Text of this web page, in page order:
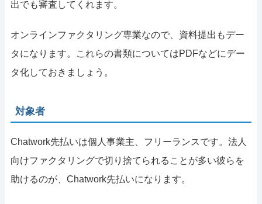
出でも審査してくれます。
オンラインファクタリング専業なので、資料提出もデー
タになります。これらの書類についてはPDFなどにデー
タ化しておきましょう。
対象者
Chatwork先払いは個人事業主、フリーランスです。法人
向けファクタリングで切り捨てられることが多い彼らを
助けるのが、Chatwork先払いになります。